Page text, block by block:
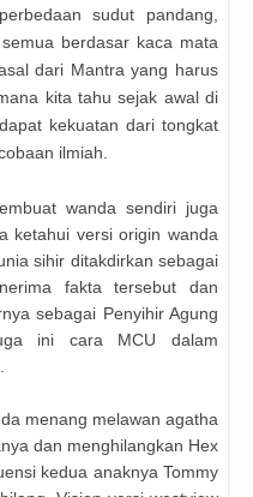
sudut pandang,
berdasar kaca mata
dari Mantra yang harus
kita tahu sejak awal di
kekuatan dari tongkat
ilmiah.
wanda sendiri juga
ketahui versi origin wanda
sihir ditakdirkan sebagai
fakta tersebut dan
sebagai Penyihir Agung
ini cara MCU dalam
menang melawan agatha
dan menghilangkan Hex
kedua anaknya Tommy